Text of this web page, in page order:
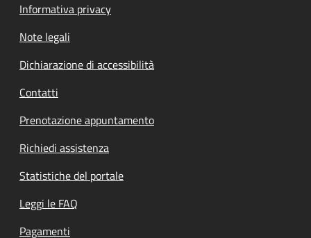
Informativa privacy
Note legali
Dichiarazione di accessibilità
Contatti
Prenotazione appuntamento
Richiedi assistenza
Statistiche del portale
Leggi le FAQ
Pagamenti